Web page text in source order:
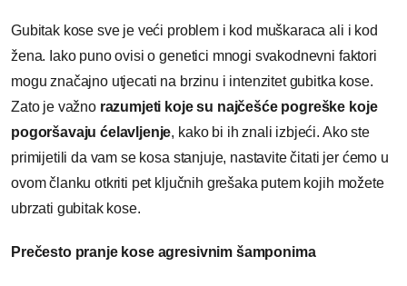
Gubitak kose sve je veći problem i kod muškaraca ali i kod
žena. Iako puno ovisi o genetici mnogi svakodnevni faktori
mogu značajno utjecati na brzinu i intenzitet gubitka kose.
Zato je važno razumjeti koje su najčešće pogreške koje
pogoršavaju ćelavljenje, kako bi ih znali izbjeći. Ako ste
primijetili da vam se kosa stanjuje, nastavite čitati jer ćemo u
ovom članku otkriti pet ključnih grešaka putem kojih možete
ubrzati gubitak kose.
Prečesto pranje kose agresivnim šamponima